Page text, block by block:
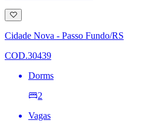
Adicionar
à
lista
de
Cidade Nova - Passo Fundo/RS
COD.30439
Dorms
2
Vagas